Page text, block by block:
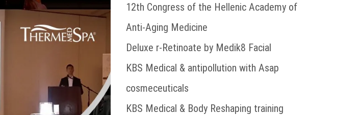
12th Congress of the Hellenic Academy of
Anti-Aging Medicine
Deluxe r-Retinoate by Medik8 Facial
KBS Medical & antipollution with Asap
cosmeceuticals
KBS Medical & Body Reshaping training